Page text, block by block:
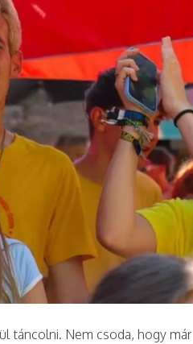
táncolni. Nem csoda, hogy már